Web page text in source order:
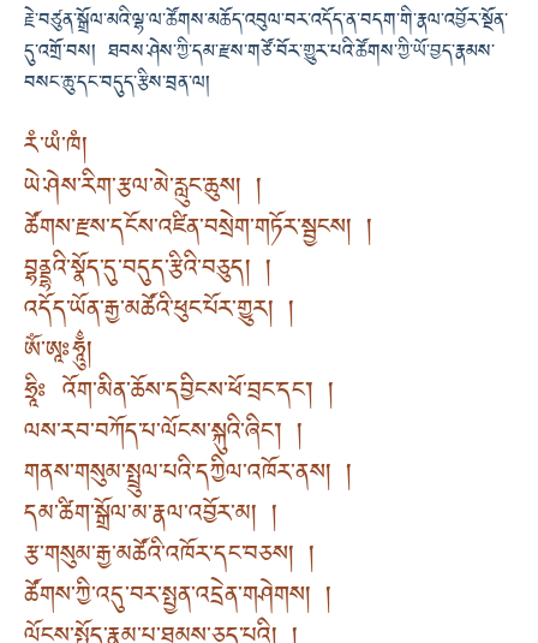
རྗེ་བཙུན་སྒྲོལ་མའི་ལྷ་ལ་ཚོགས་མཆོད་འབུལ་བར་འདོད་ན་བདག་གི་རྣལ་འབྱོར་སྔོན་
དུ་འགྲོ་བས། ཐབས་ཤེས་ཀྱི་དམ་རྫས་གཙོ་བོར་གྱུར་པའི་ཚོགས་ཀྱི་ཡོ་བྱད་རྣམས་
བསང་ཆུ་དང་བདུད་རྩིས་བྲན་ལ།
རཾ་ཡཾ་ཁཾ།
ཡེ་ཤེས་རིག་རྩལ་མེ་རླུང་ཆུས། །
ཚོགས་རྫས་དངོས་འཛིན་བསྲེག་གཏོར་སྦྱངས། །
བྷནྡྷའི་སྣོད་དུ་བདུད་རྩིའི་བཅུད། །
འདོད་ཡོན་རྒྱ་མཚོའི་ཕུང་པོར་གྱུར། །
ཨོཾ་ཨཱཿཧཱུྂ།
ཧྲཱིཿ འོག་མིན་ཆོས་དབྱིངས་ཕོ་བྲང་དང་། །
ལས་རབ་བཀོད་པ་ལོངས་སྐུའི་ཞིང་། །
གནས་གསུམ་སྤྲུལ་པའི་དཀྱིལ་འཁོར་ནས། །
དམ་ཚིག་སྒྲོལ་མ་རྣལ་འབྱོར་མ། །
རྩ་གསུམ་རྒྱ་མཚོའི་འཁོར་དང་བཅས། །
ཚོགས་ཀྱི་འདུ་བར་སྤྱན་འདྲེན་གཤེགས། །